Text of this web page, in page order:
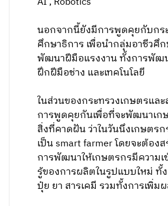
นอกจากนี้ยังมีการพูดคุยกับกร
ศึกษาธิการ เพื่อนำกลุ่มอาชีวศึก
พัฒนาฝีมือแรงงาน ทั้งการพัฒ
ฝึกฝีมือช่าง และเทคโนโลยี
ในส่วนของกระทรวงเกษตรแล
การพูดคุยกันเพื่อที่จะพัฒนาเก
สิ่งที่คาดฝัน ว่าในวันนึงเกษตร
เป็น smart farmer โดยจะต้อง
การพัฒนาให้เกษตรกรมีความเ
รู้ของการผลิตในรูปแบบใหม่ ทั้
ปุ๋ย ยา สารเคมี รวมทั้งการเพิ่ม